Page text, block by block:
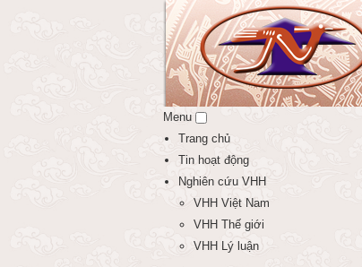
Menu
Trang chủ
Tin hoạt động
Nghiên cứu VHH
VHH Việt Nam
VHH Thế giới
VHH Lý luận